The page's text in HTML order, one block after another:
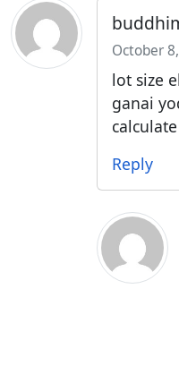
October
lot size
ganai
Reply